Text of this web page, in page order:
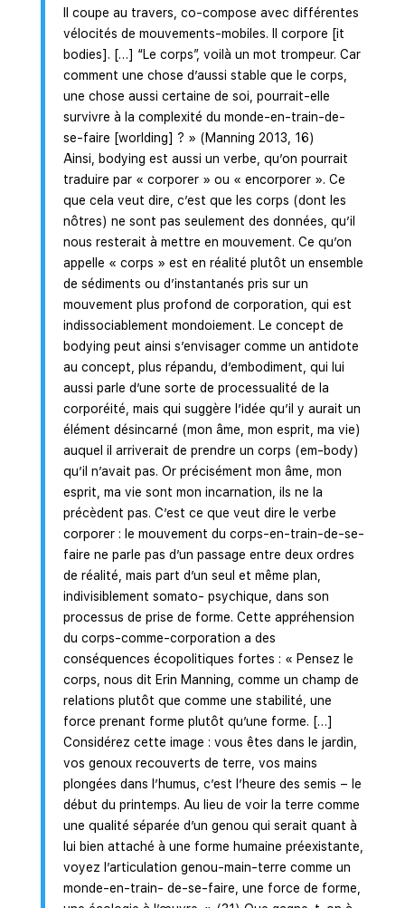
Il coupe au travers, co-compose avec différentes
vélocités de mouvements-mobiles. Il corpore [it
bodies]. […] “Le corps”, voilà un mot trompeur. Car
comment une chose d’aussi stable que le corps,
une chose aussi certaine de soi, pourrait-elle
survivre à la complexité du monde-en-train-de-
se-faire [worlding] ? » (Manning 2013, 16)
Ainsi, bodying est aussi un verbe, qu’on pourrait
traduire par « corporer » ou « encorporer ». Ce
que cela veut dire, c’est que les corps (dont les
nôtres) ne sont pas seulement des données, qu’il
nous resterait à mettre en mouvement. Ce qu’on
appelle « corps » est en réalité plutôt un ensemble
de sédiments ou d’instantanés pris sur un
mouvement plus profond de corporation, qui est
indissociablement mondoiement. Le concept de
bodying peut ainsi s’envisager comme un antidote
au concept, plus répandu, d’embodiment, qui lui
aussi parle d’une sorte de processualité de la
corporéité, mais qui suggère l’idée qu’il y aurait un
élément désincarné (mon âme, mon esprit, ma vie)
auquel il arriverait de prendre un corps (em-body)
qu’il n’avait pas. Or précisément mon âme, mon
esprit, ma vie sont mon incarnation, ils ne la
précèdent pas. C’est ce que veut dire le verbe
corporer : le mouvement du corps-en-train-de-se-
faire ne parle pas d’un passage entre deux ordres
de réalité, mais part d’un seul et même plan,
indivisiblement somato- psychique, dans son
processus de prise de forme. Cette appréhension
du corps-comme-corporation a des
conséquences écopolitiques fortes : « Pensez le
corps, nous dit Erin Manning, comme un champ de
relations plutôt que comme une stabilité, une
force prenant forme plutôt qu’une forme. […]
Considérez cette image : vous êtes dans le jardin,
vos genoux recouverts de terre, vos mains
plongées dans l’humus, c’est l’heure des semis – le
début du printemps. Au lieu de voir la terre comme
une qualité séparée d’un genou qui serait quant à
lui bien attaché à une forme humaine préexistante,
voyez l’articulation genou-main-terre comme un
monde-en-train- de-se-faire, une force de forme,